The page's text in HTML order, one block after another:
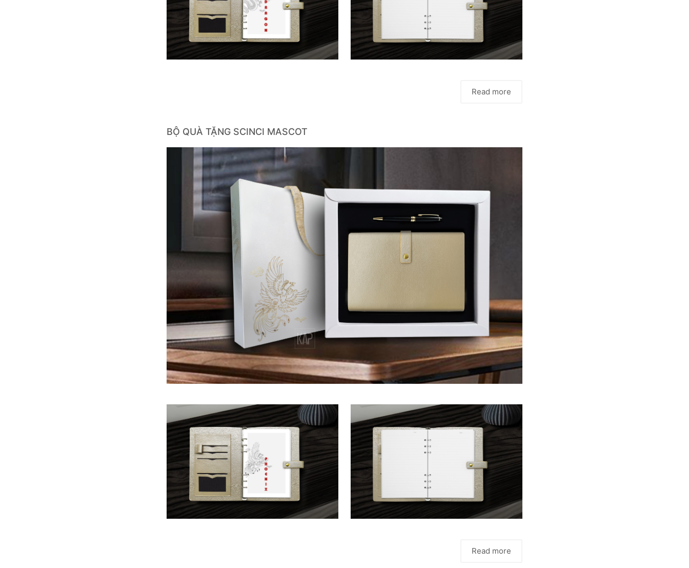
Read more
BỘ QUÀ TẶNG SCINCI MASCOT
Read more